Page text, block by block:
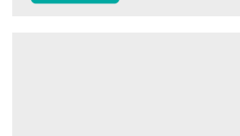
Звоните, мы обязательно договоримся!